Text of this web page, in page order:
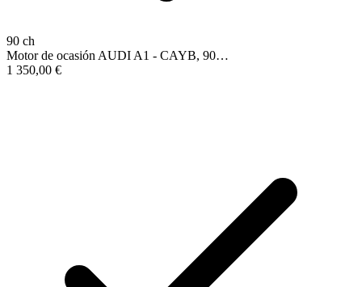
90 ch
Motor de ocasión AUDI A1 - CAYB, 90…
1 350,00 €